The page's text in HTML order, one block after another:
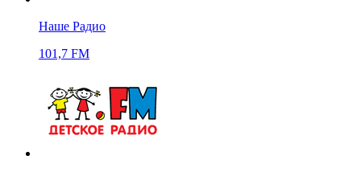
Наше Радио
101,7 FM